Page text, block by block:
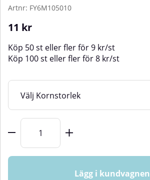
Artnr: FY6M105010
11 kr
Köp 50 st eller fler för9 kr/st
Köp 100 st eller fler för8 kr/st
Kornstorlek
Lägg i kundvagnen